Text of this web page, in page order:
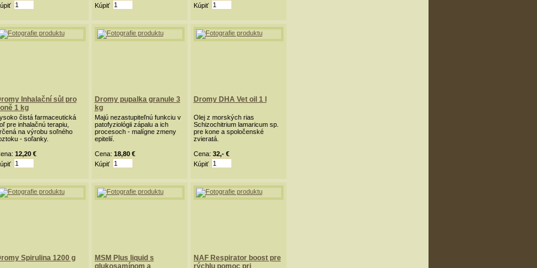
Kúpiť
Kúpiť
Inhalační sůl pro
1 kg
čistá farmaceutická
pre inhalačnú terapiu,
na výrobu soľného
- soľanky.
12,20 €
Dromy pupalka granule 3
kg
Majú nezastupiteľnú funkciu v
patofyziológii zápalu a ich
procesoch - malígne zmeny
epitelií.
Cena: 18,80 €
Kúpiť
Dromy DHA Vet oil 1 l
Olej z morských rias
Schizochitrium lamaricum sp.
pre kone a spoločenské
zvieratá.
Cena: 32,- €
Kúpiť
Spirulina 1200 g
MSM Plus liquid s
glukosamínom a
NAF Respirator boost pre
rýchlu pomoc pri